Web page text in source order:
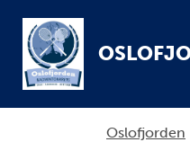
Oslofjorden